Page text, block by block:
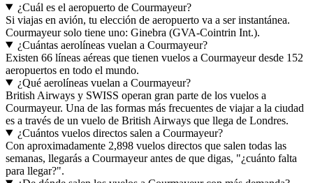
¿Cuál es el aeropuerto de Courmayeur?
Si viajas en avión, tu elección de aeropuerto va a ser instantánea.
Courmayeur solo tiene uno: Ginebra (GVA-Cointrin Int.).
¿Cuántas aerolíneas vuelan a Courmayeur?
Existen 66 líneas aéreas que tienen vuelos a Courmayeur desde 152
aeropuertos en todo el mundo.
¿Qué aerolíneas vuelan a Courmayeur?
British Airways y SWISS operan gran parte de los vuelos a
Courmayeur. Una de las formas más frecuentes de viajar a la ciudad
es a través de un vuelo de British Airways que llega de Londres.
¿Cuántos vuelos directos salen a Courmayeur?
Con aproximadamente 2,898 vuelos directos que salen todas las
semanas, llegarás a Courmayeur antes de que digas, "¿cuánto falta
para llegar?".